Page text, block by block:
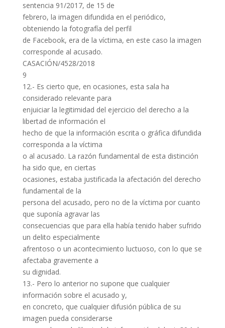
sentencia 91/2017, de 15 de
febrero, la imagen difundida en el periódico,
obteniendo la fotografía del perfil
de Facebook, era de la víctima, en este caso la imagen
corresponde al acusado.
CASACIÓN/4528/2018
9
12.- Es cierto que, en ocasiones, esta sala ha
considerado relevante para
enjuiciar la legitimidad del ejercicio del derecho a la
libertad de información el
hecho de que la información escrita o gráfica difundida
corresponda a la víctima
o al acusado. La razón fundamental de esta distinción
ha sido que, en ciertas
ocasiones, estaba justificada la afectación del derecho
fundamental de la
persona del acusado, pero no de la víctima por cuanto
que suponía agravar las
consecuencias que para ella había tenido haber sufrido
un delito especialmente
afrentoso o un acontecimiento luctuoso, con lo que se
afectaba gravemente a
su dignidad.
13.- Pero lo anterior no supone que cualquier
información sobre el acusado y,
en concreto, que cualquier difusión pública de su
imagen pueda considerarse